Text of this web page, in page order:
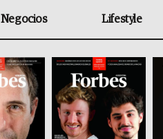
Negocios Lifestyle